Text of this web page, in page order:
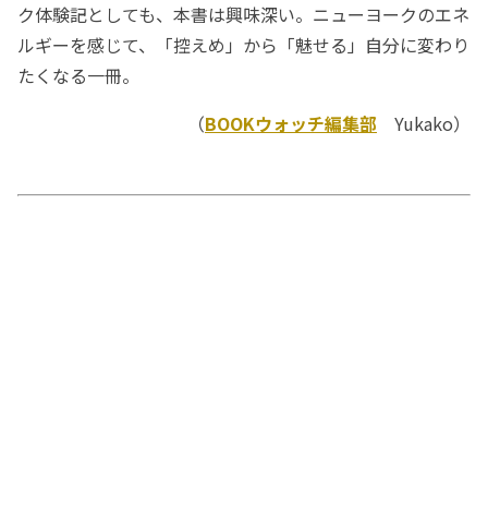
ク体験記としても、本書は興味深い。ニューヨークのエネ
ルギーを感じて、「控えめ」から「魅せる」自分に変わり
たくなる一冊。
（BOOKウォッチ編集部 Yukako）